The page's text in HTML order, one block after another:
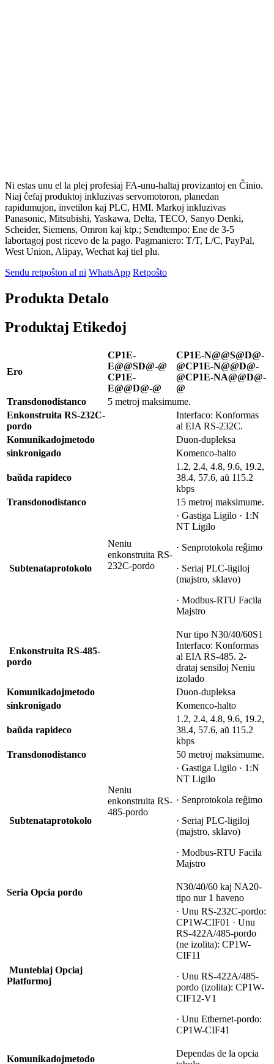
Ni estas unu el la plej profesiaj FA-unu-haltaj provizantoj en Ĉinio.
Niaj ĉefaj produktoj inkluzivas servomotoron, planedan
rapidumujon, invetilon kaj PLC, HMI. Markoj inkluzivas
Panasonic, Mitsubishi, Yaskawa, Delta, TECO, Sanyo Denki,
Scheider, Siemens, Omron kaj ktp.; Sendtempo: Ene de 3-5
labortagoj post ricevo de la pago. Pagmaniero: T/T, L/C, PayPal,
West Union, Alipay, Wechat kaj tiel plu.
Sendu retpoŝton al ni WhatsApp Retpoŝto
Produkta Detalo
Produktaj Etikedoj
Ero
CP1E-
E@@SD@-@
CP1E-
E@@D@-@
CP1E-N@@S@D@-
@CP1E-N@@D@-
@CP1E-NA@@D@-
@
Transdonodistanco
5 metroj maksimume.
Enkonstruita RS-232C-
pordo
Neniu
enkonstruita RS-
232C-pordo
Interfaco: Konformas
al EIA RS-232C.
Komunikadojmetodo
Duon-dupleksa
sinkronigado
Komenco-halto
baŭda rapideco
1.2, 2.4, 4.8, 9.6, 19.2,
38.4, 57.6, aŭ 115.2
kbps
Transdonodistanco 15 metroj maksimume.
Subtenataprotokolo
· Gastiga Ligilo · 1:N
NT Ligilo
· Senprotokola reĝimo
· Seriaj PLC-ligiloj
(majstro, sklavo)
· Modbus-RTU Facila
Majstro
Enkonstruita RS-485-
pordo
Neniu
enkonstruita RS-
485-pordo
Nur tipo N30/40/60S1
Interfaco: Konformas
al EIA RS-485. 2-
drataj sensiloj Neniu
izolado
Komunikadojmetodo
Duon-dupleksa
sinkronigado
Komenco-halto
baŭda rapideco
1.2, 2.4, 4.8, 9.6, 19.2,
38.4, 57.6, aŭ 115.2
kbps
Transdonodistanco 50 metroj maksimume.
Subtenataprotokolo
· Gastiga Ligilo · 1:N
NT Ligilo
· Senprotokola reĝimo
· Seriaj PLC-ligiloj
(majstro, sklavo)
· Modbus-RTU Facila
Majstro
Seria Opcia pordo
N30/40/60 kaj NA20-
tipo nur 1 haveno
Munteblaj Opciaj
Platformoj
· Unu RS-232C-pordo:
CP1W-CIF01 · Unu
RS-422A/485-pordo
(ne izolita): CP1W-
CIF11
· Unu RS-422A/485-
pordo (izolita): CP1W-
CIF12-V1
· Unu Ethernet-pordo:
CP1W-CIF41
Komunikadojmetodo
Dependas de la opcia